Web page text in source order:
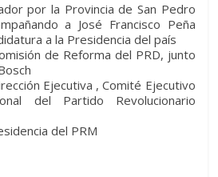
por la Provincia de San Pedro
a José Francisco Peña
a la Presidencia del país
de Reforma del PRD, junto
Ejecutiva , Comité Ejecutivo
del Partido Revolucionario
del PRM